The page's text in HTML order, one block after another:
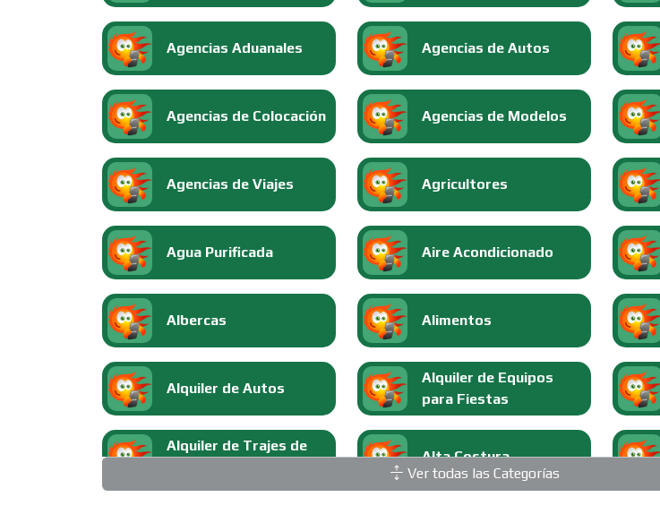
Agencias Aduanales Agencias de Autos
Agencias de Colocación Agencias de Modelos
Agencias de Viajes Agricultores
Agua Purificada Aire Acondicionado
Albercas Alimentos
Alquiler de Autos
Alquiler de Equipos
para Fiestas
Alquiler de Trajes de
Alta Costura
Ver todas las Categorías